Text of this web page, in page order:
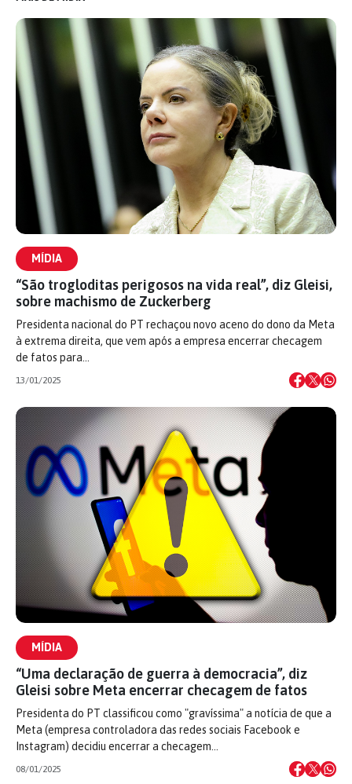
MÍDIA
“São trogloditas perigosos na vida real”, diz Gleisi,
sobre machismo de Zuckerberg
Presidenta nacional do PT rechaçou novo aceno do dono da Meta
à extrema direita, que vem após a empresa encerrar checagem
de fatos para…
13/01/2025
MÍDIA
“Uma declaração de guerra à democracia”, diz
Gleisi sobre Meta encerrar checagem de fatos
Presidenta do PT classificou como "gravíssima" a notícia de que a
Meta (empresa controladora das redes sociais Facebook e
Instagram) decidiu encerrar a checagem…
08/01/2025